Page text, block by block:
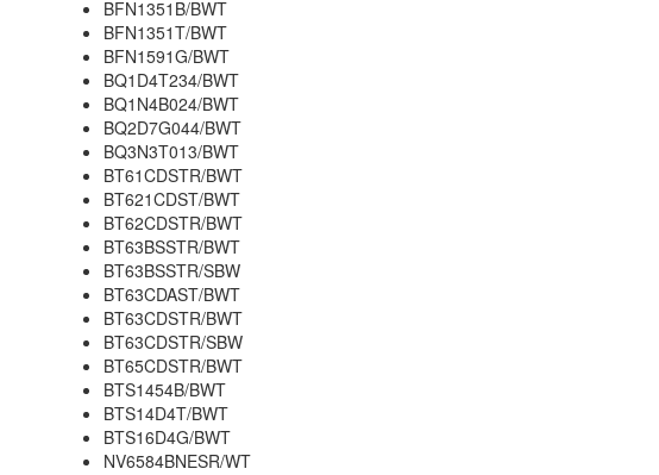
BFN1351B/BWT
BFN1351T/BWT
BFN1591G/BWT
BQ1D4T234/BWT
BQ1N4B024/BWT
BQ2D7G044/BWT
BQ3N3T013/BWT
BT61CDSTR/BWT
BT621CDST/BWT
BT62CDSTR/BWT
BT63BSSTR/BWT
BT63BSSTR/SBW
BT63CDAST/BWT
BT63CDSTR/BWT
BT63CDSTR/SBW
BT65CDSTR/BWT
BTS1454B/BWT
BTS14D4T/BWT
BTS16D4G/BWT
NV6584BNESR/WT